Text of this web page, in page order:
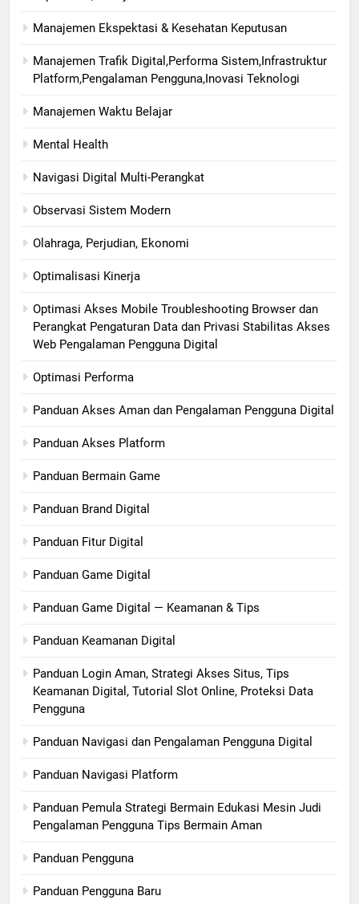
Manajemen Ekspektasi & Kesehatan Keputusan
Manajemen Trafik Digital,Performa Sistem,Infrastruktur
Platform,Pengalaman Pengguna,Inovasi Teknologi
Manajemen Waktu Belajar
Mental Health
Navigasi Digital Multi-Perangkat
Observasi Sistem Modern
Olahraga, Perjudian, Ekonomi
Optimalisasi Kinerja
Optimasi Akses Mobile Troubleshooting Browser dan
Perangkat Pengaturan Data dan Privasi Stabilitas Akses
Web Pengalaman Pengguna Digital
Optimasi Performa
Panduan Akses Aman dan Pengalaman Pengguna Digital
Panduan Akses Platform
Panduan Bermain Game
Panduan Brand Digital
Panduan Fitur Digital
Panduan Game Digital
Panduan Game Digital — Keamanan & Tips
Panduan Keamanan Digital
Panduan Login Aman, Strategi Akses Situs, Tips
Keamanan Digital, Tutorial Slot Online, Proteksi Data
Pengguna
Panduan Navigasi dan Pengalaman Pengguna Digital
Panduan Navigasi Platform
Panduan Pemula Strategi Bermain Edukasi Mesin Judi
Pengalaman Pengguna Tips Bermain Aman
Panduan Pengguna
Panduan Pengguna Baru